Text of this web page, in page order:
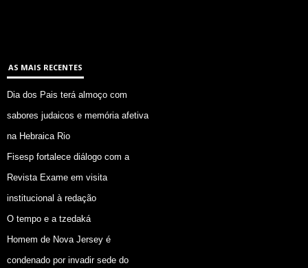
AS MAIS RECENTES
Dia dos Pais terá almoço com
sabores judaicos e memória afetiva
na Hebraica Rio
Fisesp fortalece diálogo com a
Revista Exame em visita
institucional à redação
O tempo e a tzedaká
Homem de Nova Jersey é
condenado por invadir sede do